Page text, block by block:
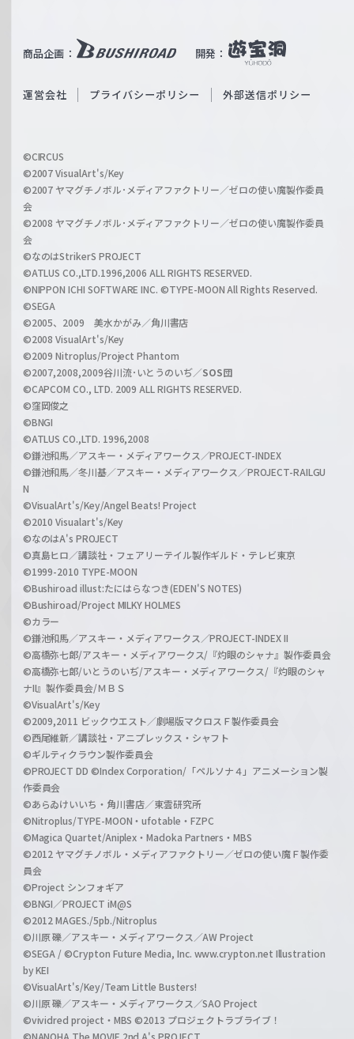
ß
c
a
r
z
商品企画： 開発：
b
O
i
l
h
a
n
l
運営会社 プライバシーポリシー 外部送信ポリシー
©CIRCUS
©2007 VisualArt's/Key
©2007 ヤマグチノボル･メディアファクトリー／ゼロの使い魔製作委員
会
©2008 ヤマグチノボル･メディアファクトリー／ゼロの使い魔製作委員
会
©なのはStrikerS PROJECT
©ATLUS CO.,LTD.1996,2006 ALL RIGHTS RESERVED.
©NIPPON ICHI SOFTWARE INC. ©TYPE-MOON All Rights Reserved.
©SEGA
©2005、2009 美水かがみ／角川書店
©2008 VisualArt's/Key
©2009 Nitroplus/Project Phantom
©2007,2008,2009谷川流･いとうのいぢ／SOS団
©CAPCOM CO., LTD. 2009 ALL RIGHTS RESERVED.
©窪岡俊之
©BNGI
©ATLUS CO.,LTD. 1996,2008
©鎌池和馬／アスキー・メディアワークス／PROJECT-INDEX
©鎌池和馬／冬川基／アスキー・メディアワークス／PROJECT-RAILGU
N
©VisualArt's/Key/Angel Beats! Project
©2010 Visualart's/Key
©なのはA's PROJECT
©真島ヒロ／講談社・フェアリーテイル製作ギルド・テレビ東京
©1999-2010 TYPE-MOON
©Bushiroad illust:たにはらなつき(EDEN'S NOTES)
©Bushiroad/Project MILKY HOLMES
©カラー
©鎌池和馬／アスキー・メディアワークス／PROJECT-INDEX II
©高橋弥七郎/アスキー・メディアワークス/『灼眼のシャナ』製作委員会
©高橋弥七郎/いとうのいぢ/アスキー・メディアワークス/『灼眼のシャ
ナII』製作委員会/ＭＢＳ
©VisualArt's/Key
©2009,2011 ビックウエスト／劇場版マクロスＦ製作委員会
©西尾維新／講談社・アニプレックス・シャフト
©ギルティクラウン製作委員会
©PROJECT DD ©Index Corporation/「ペルソナ４」アニメーション製
作委員会
©あらゐけいいち・角川書店／東雲研究所
©Nitroplus/TYPE-MOON・ufotable・FZPC
©Magica Quartet/Aniplex・Madoka Partners・MBS
©2012 ヤマグチノボル・メディアファクトリー／ゼロの使い魔Ｆ製作委
員会
©Project シンフォギア
©BNGI／PROJECT iM@S
©2012 MAGES./5pb./Nitroplus
©川原 礫／アスキー・メディアワークス／AW Project
©SEGA / ©Crypton Future Media, Inc. www.crypton.net Illustration
by KEI
©VisualArt's/Key/Team Little Busters!
©川原 礫／アスキー・メディアワークス／SAO Project
©vividred project・MBS ©2013 プロジェクトラブライブ！
©NANOHA The MOVIE 2nd A's PROJECT